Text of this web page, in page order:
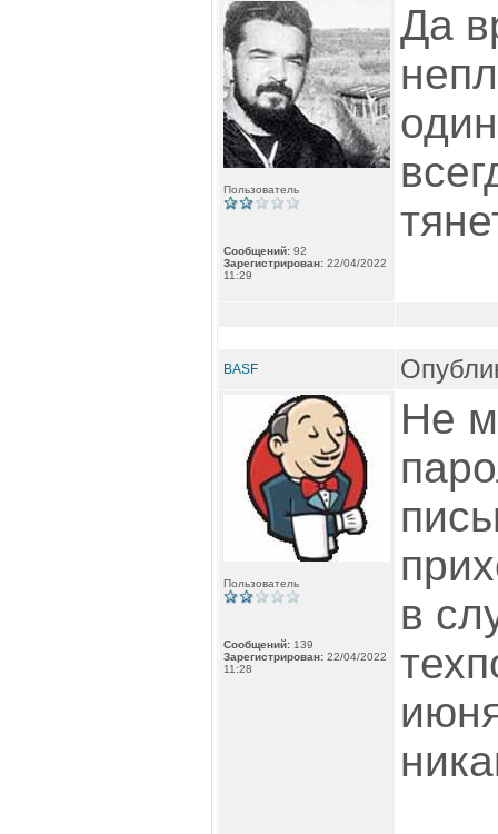
Пользователь
Сообщений: 92
Зарегистрирован: 22/04/2022
11:29
Да
BASF
Пользователь
Сообщений: 139
Зарегистрирован: 22/04/2022
11:28
Не
в